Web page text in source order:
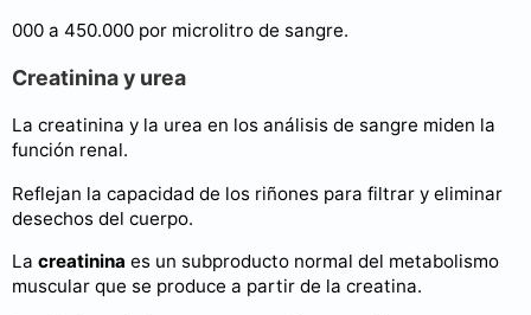
000 a 450.000 por microlitro de sangre.
Creatinina y urea
La creatinina y la urea en los análisis de sangre miden la
función renal.
Reflejan la capacidad de los riñones para filtrar y eliminar
desechos del cuerpo.
La creatinina es un subproducto normal del metabolismo
muscular que se produce a partir de la creatina.